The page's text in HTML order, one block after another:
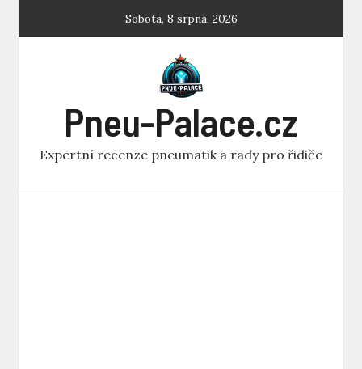
Sobota, 8 srpna, 2026
Pneu-Palace.cz
Expertní recenze pneumatik a rady pro řidiče